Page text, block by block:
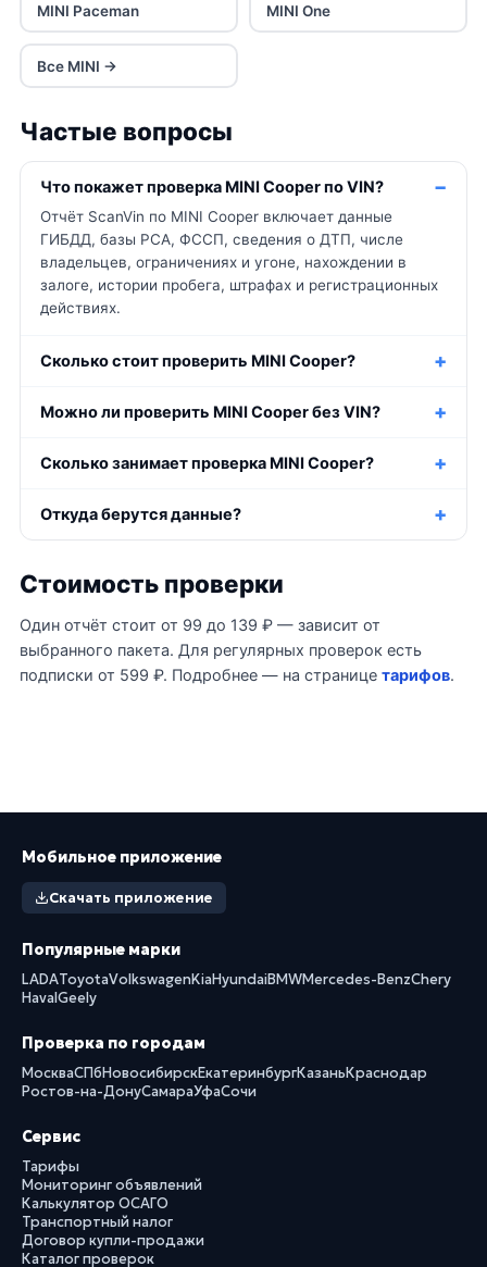
MINI Paceman MINI One
Все MINI →
Частые вопросы
Что покажет проверка MINI Cooper по VIN?
Отчёт ScanVin по MINI Cooper включает данные
ГИБДД, базы РСА, ФССП, сведения о ДТП, числе
владельцев, ограничениях и угоне, нахождении в
залоге, истории пробега, штрафах и регистрационных
действиях.
Сколько стоит проверить MINI Cooper?
Можно ли проверить MINI Cooper без VIN?
Сколько занимает проверка MINI Cooper?
Откуда берутся данные?
Стоимость проверки
Один отчёт стоит от 99 до 139 ₽ — зависит от
выбранного пакета. Для регулярных проверок есть
подписки от 599 ₽. Подробнее — на странице тарифов.
Мобильное приложение
Скачать приложение
Популярные марки
LADAToyotaVolkswagenKiaHyundaiBMWMercedes-BenzChery
HavalGeely
Проверка по городам
МоскваСПбНовосибирскЕкатеринбургКазаньКраснодар
Ростов-на-ДонуСамараУфаСочи
Сервис
Тарифы
Мониторинг объявлений
Калькулятор ОСАГО
Транспортный налог
Договор купли-продажи
Каталог проверок